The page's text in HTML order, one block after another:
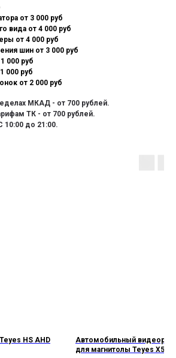
от 3 000 руб
вида от 4 000 руб
от 4 000 руб
шин от 3 000 руб
000 руб
000 руб
от 2 000 руб
МКАД - от 700 рублей.
ТК - от 700 рублей.
10:00 до 21:00.
HS AHD
Автомобильный
для магнитолы Teyes X5